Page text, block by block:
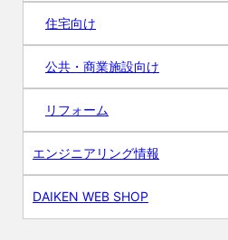
住宅向け
公共・商業施設向け
リフォーム
エンジニアリング情報
DAIKEN WEB SHOP